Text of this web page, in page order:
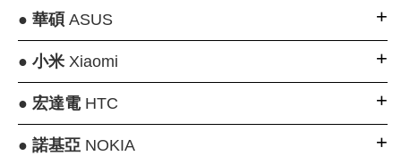
● 華碩 ASUS
● 小米Xiaomi
● 宏達電HTC
● 諾基亞NOKIA